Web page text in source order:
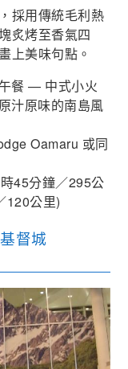
，採用傳統毛利熱
炙烤至香氣四
上美味句點。
餐 — 中式小火
汁原味的南島風
Oamaru 或同
45分鐘／295公
120公里)
督城